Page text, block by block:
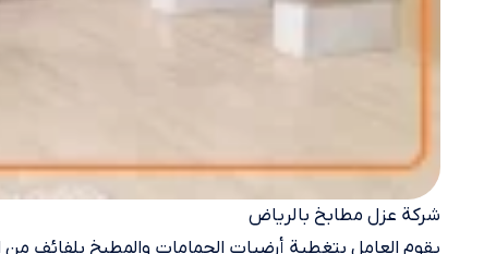
شركة عزل مطابخ بالرياض
يقوم العامل بتغطية أرضيات الحمامات والمطبخ بلفائف